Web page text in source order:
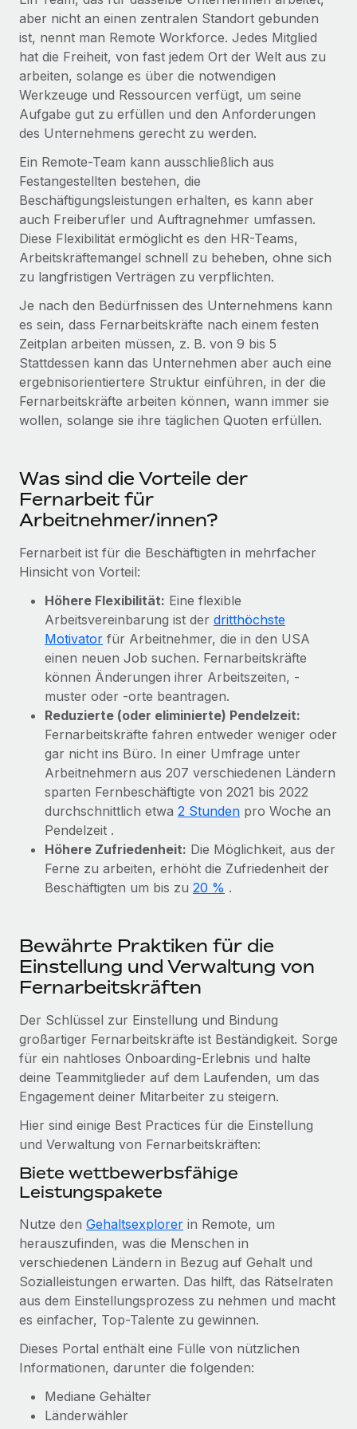
Globales Onboarding und Verwalten von
Freelancer:innen
PEO
Auslagern von komplexen HR-Aufgaben
INFRASTRUKTUR
Remote Embedded
Nahtlose Integration der HR in bestehende Abläufe
Plattform
Integrierte HR-Kernfunktionen für dein Team
Verknüpfen
Neu
Verknüpfung beliebiger KI-Tools mit Remote über unser
Integrationen
Prozessoptimierung mit unverzichtbaren Business-
Tools
DIENSTLEISTUNGEN
Hilfe von Expert:innen für globale HR & Compliance
Background-Checks
Einfacheres Bewerber:innen-Screening
Compliance Watchtower
Lückenlose Compliance
Geräteverwaltung
Globale Bereitstellung und Verfolgung von IT-
Geräten
Gründung von Niederlassungen
Schnelle, rechtssichere Gründung von
Niederlassungen
Mobilität und Relocation
Mühelose Relocation von Mitarbeiter:innen
Benefits
Mühelose Verwaltung von Benefits
WACHSTUMSPHASE
Startups
Agile HR- und Payroll-Lösungen für wachsende
Unternehmen
Mittelstand
Maßgeschneiderte HR-Lösungen, um Teams zu
vergrößern
Enterprise
Globale HR für Konzerne und Großunternehmen
PARTNER WERDEN
Strategische Technologiepartner
Flexible Einbettung von Global-HR-Funktionen in deine
Plattform
Partner werden
Entdecke die Möglichkeiten einer Partnerschaft
FALLSTUDIEN
Remote um 120 % vergrößert
Open-Source-Infrastrukturen. Das...
Mehr erfahren
Strategische Partnerschaft zwischen
Reverse Tech und Remote für Contractor
Management und Payroll
Reverse Tech auf einen Blick Das Gesundheits- und
Wellness-Startup Reverse Tech hat das globale...
Mehr erfahren
Gesamtbeschäftigungskosten
Honorarzahlungen berechnen
Informationen zu möglichen Währungen und
Abwicklungsfristen für globale Freelancer:innen
LERNEN MIT REMOTE
Forschung und Leitfäden
Fallstudien
HR-Glossar
Checklisten und Vorlagen
Webinare
Events
Newsroom
Informationen zu Gehältern und Qualifikationen
Hol dir Unterstützung
Alle Ressourcen anzeigen
BLOG
Globale Payroll
EOR und PEO
Contractor Management
Steuern
Den Blog erkunden
BLOG
Neues zu Remote-Produkten: Integration mit
Plus
Auch im neuen Jahr wollen wir bei Remote Unternehmen
Wie Phiture 55 Mitarbeiter:innen in 19 Ländern
Phiture ist der unumstrittene Marktführer im Bereich der
Wachstumsberatung für mobile Apps. Das...
Mehr erfahren
Nederlands
Français
Deutsch
Italiano
Português (Portugal)
日本語
한국어
中文（简体）
Anmelden
aber nicht an einen zentralen Standort gebunden
ist, nennt man Remote Workforce. Jedes Mitglied
hat die Freiheit, von fast jedem Ort der Welt aus zu
arbeiten, solange es über die notwendigen
Werkzeuge und Ressourcen verfügt, um seine
Aufgabe gut zu erfüllen und den Anforderungen
des Unternehmens gerecht zu werden.
Ein Remote-Team kann ausschließlich aus
Festangestellten bestehen, die
Beschäftigungsleistungen erhalten, es kann aber
auch Freiberufler und Auftragnehmer umfassen.
Diese Flexibilität ermöglicht es den HR-Teams,
Arbeitskräftemangel schnell zu beheben, ohne sich
zu langfristigen Verträgen zu verpflichten.
Je nach den Bedürfnissen des Unternehmens kann
es sein, dass Fernarbeitskräfte nach einem festen
Zeitplan arbeiten müssen, z. B. von 9 bis 5
Stattdessen kann das Unternehmen aber auch eine
ergebnisorientiertere Struktur einführen, in der die
Fernarbeitskräfte arbeiten können, wann immer sie
wollen, solange sie ihre täglichen Quoten erfüllen.
Was sind die Vorteile der
Fernarbeit für
Arbeitnehmer/innen?
Fernarbeit ist für die Beschäftigten in mehrfacher
Hinsicht von Vorteil:
Höhere Flexibilität: Eine flexible
Arbeitsvereinbarung ist der dritthöchste
Motivator für Arbeitnehmer, die in den USA
einen neuen Job suchen. Fernarbeitskräfte
können Änderungen ihrer Arbeitszeiten, -
muster oder -orte beantragen.
Reduzierte (oder eliminierte) Pendelzeit:
Fernarbeitskräfte fahren entweder weniger oder
gar nicht ins Büro. In einer Umfrage unter
Arbeitnehmern aus 207 verschiedenen Ländern
sparten Fernbeschäftigte von 2021 bis 2022
durchschnittlich etwa 2 Stunden pro Woche an
Pendelzeit .
Höhere Zufriedenheit: Die Möglichkeit, aus der
Ferne zu arbeiten, erhöht die Zufriedenheit der
Beschäftigten um bis zu 20 % .
Bewährte Praktiken für die
Einstellung und Verwaltung von
Fernarbeitskräften
Der Schlüssel zur Einstellung und Bindung
großartiger Fernarbeitskräfte ist Beständigkeit. Sorge
für ein nahtloses Onboarding-Erlebnis und halte
deine Teammitglieder auf dem Laufenden, um das
Engagement deiner Mitarbeiter zu steigern.
Hier sind einige Best Practices für die Einstellung
und Verwaltung von Fernarbeitskräften:
Biete wettbewerbsfähige
Leistungspakete
Nutze den Gehaltsexplorer in Remote, um
herauszufinden, was die Menschen in
verschiedenen Ländern in Bezug auf Gehalt und
Sozialleistungen erwarten. Das hilft, das Rätselraten
aus dem Einstellungsprozess zu nehmen und macht
es einfacher, Top-Talente zu gewinnen.
Dieses Portal enthält eine Fülle von nützlichen
Informationen, darunter die folgenden:
Mediane Gehälter
Länderwähler